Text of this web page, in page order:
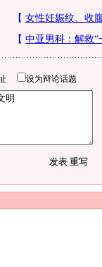
址 设为辩论话题